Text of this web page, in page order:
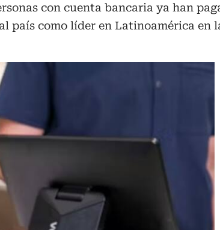
con cuenta bancaria ya han
país como líder en Latinoamérica en